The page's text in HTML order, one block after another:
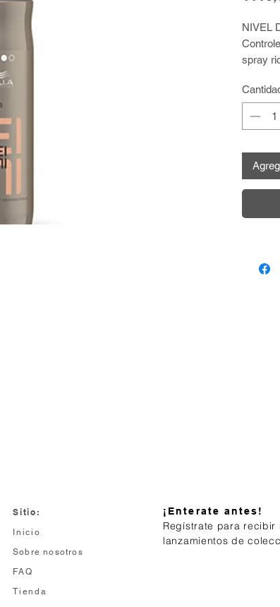
NIVEL
spray
textura
CÓMO
el
seco
Sitio:
Inicio
Sobre nosotros
FAQ
Tienda
¡Enterate antes!
Regístrate para recibir
lanzamientos de